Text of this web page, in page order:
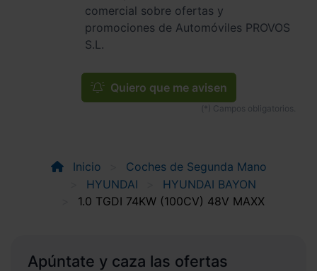
comercial sobre ofertas y
promociones de Automóviles PROVOS
S.L.
Quiero que me avisen
Inicio
Coches de Segunda Mano
HYUNDAI
HYUNDAI BAYON
1.0 TGDI 74KW (100CV) 48V MAXX
Apúntate y caza las ofertas